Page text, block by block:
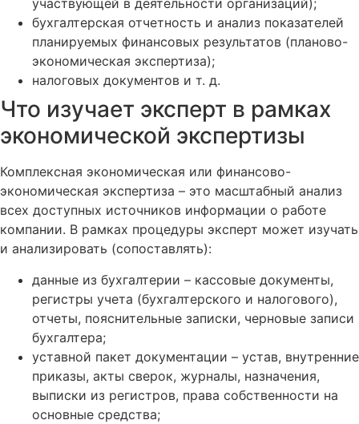
участвующей в деятельности организаций);
бухгалтерская отчетность и анализ показателей
планируемых финансовых результатов (планово-
экономическая экспертиза);
налоговых документов и т. д.
Что изучает эксперт в рамках
экономической экспертизы
Комплексная экономическая или финансово-
экономическая экспертиза – это масштабный анализ
всех доступных источников информации о работе
компании. В рамках процедуры эксперт может изучать
и анализировать (сопоставлять):
данные из бухгалтерии – кассовые документы,
регистры учета (бухгалтерского и налогового),
отчеты, пояснительные записки, черновые записи
бухгалтера;
уставной пакет документации – устав, внутренние
приказы, акты сверок, журналы, назначения,
выписки из регистров, права собственности на
основные средства;